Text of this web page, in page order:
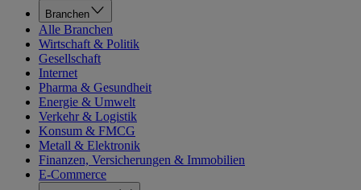
Branchen
Alle Branchen
Wirtschaft & Politik
Gesellschaft
Internet
Pharma & Gesundheit
Energie & Umwelt
Verkehr & Logistik
Konsum & FMCG
Metall & Elektronik
Finanzen, Versicherungen & Immobilien
E-Commerce